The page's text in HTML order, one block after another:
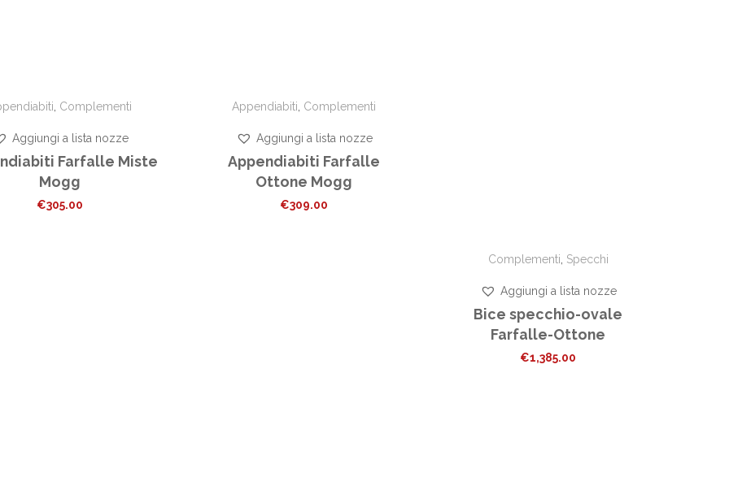
Complementi
Aggiungi a lista nozze
Farfalle Miste
Mogg
€305.00
Appendiabiti Complementi
Aggiungi a lista nozze
Appendiabiti Farfalle
Ottone Mogg
€309.00
Complementi, Specchi
Aggiungi a lista nozze
Bice specchio-ovale
Farfalle-Ottone
€1,385.00